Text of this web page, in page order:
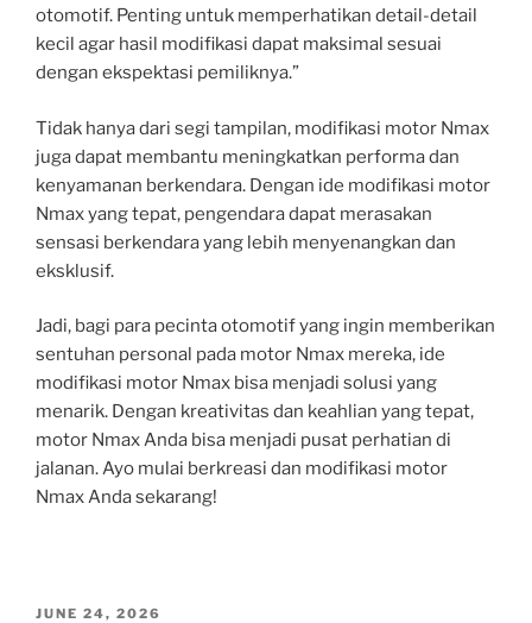
otomotif. Penting untuk memperhatikan detail-detail
kecil agar hasil modifikasi dapat maksimal sesuai
dengan ekspektasi pemiliknya.”
Tidak hanya dari segi tampilan, modifikasi motor Nmax
juga dapat membantu meningkatkan performa dan
kenyamanan berkendara. Dengan ide modifikasi motor
Nmax yang tepat, pengendara dapat merasakan
sensasi berkendara yang lebih menyenangkan dan
eksklusif.
Jadi, bagi para pecinta otomotif yang ingin memberikan
sentuhan personal pada motor Nmax mereka, ide
modifikasi motor Nmax bisa menjadi solusi yang
menarik. Dengan kreativitas dan keahlian yang tepat,
motor Nmax Anda bisa menjadi pusat perhatian di
jalanan. Ayo mulai berkreasi dan modifikasi motor
Nmax Anda sekarang!
POSTED
JUNE 24, 2026